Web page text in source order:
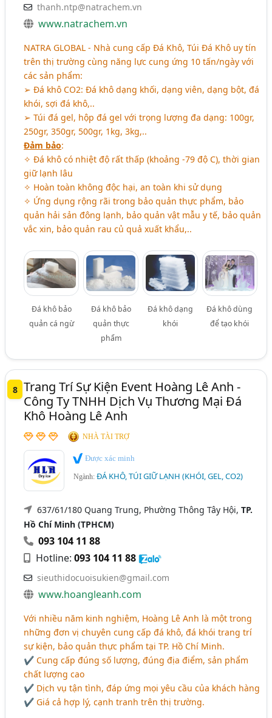
thanh.ntp@natrachem.vn
www.natrachem.vn
NATRA GLOBAL - Nhà cung cấp Đá Khô, Túi Đá Khô uy tín
trên thị trường cùng năng lực cung ứng 10 tấn/ngày với
các sản phẩm:
➢ Đá khô CO2: Đá khô dạng khối, dạng viên, dạng bột, đá
khói, sợi đá khô,..
➢ Túi đá gel, hộp đá gel với trọng lượng đa dạng: 100gr,
250gr, 350gr, 500gr, 1kg, 3kg,..
Đảm bảo:
✧ Đá khô có nhiệt độ rất thấp (khoảng -79 độ C), thời gian
giữ lạnh lâu
✧ Hoàn toàn không độc hại, an toàn khi sử dụng
✧ Ứng dụng rộng rãi trong bảo quản thực phẩm, bảo
quản hải sản đông lạnh, bảo quản vật mẫu y tế, bảo quản
vắc xin, bảo quản rau củ quả xuất khẩu,..
Đá khô bảo
quản cá ngừ
Đá khô bảo
quản thực
phẩm
Đá khô dạng
khói
Đá khô dùng
để tạo khói
8 Trang Trí Sự Kiện Event Hoàng Lê Anh -
Công Ty TNHH Dịch Vụ Thương Mại Đá
Khô Hoàng Lê Anh
NHÀ TÀI TRỢ
Được xác minh
Ngành:ĐÁ KHÔ, TÚI GIỮ LẠNH (KHÓI, GEL, CO2)
637/61/180 Quang Trung, Phường Thông Tây Hội,TP.
Hồ Chí Minh (TPHCM)
093 104 11 88
Hotline:093 104 11 88
sieuthidocuoisukien@gmail.com
www.hoangleanh.com
Với nhiều năm kinh nghiệm, Hoàng Lê Anh là một trong
những đơn vị chuyên cung cấp đá khô, đá khói trang trí
sự kiện, bảo quản thực phẩm tại TP. Hồ Chí Minh.
✔ Cung cấp đúng số lượng, đúng địa điểm, sản phẩm
chất lượng cao
✔ Dịch vụ tận tình, đáp ứng mọi yêu cầu của khách hàng
✔ Giá cả hợp lý, cạnh tranh trên thị trường.